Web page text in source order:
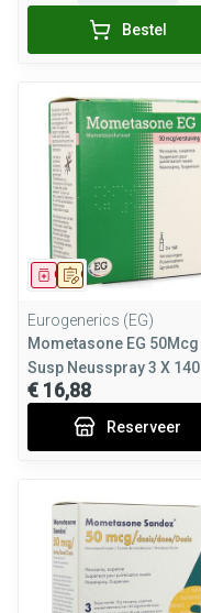
Bestel
Op voorschrift
Geneesmiddel
Eurogenerics (EG)
Mometasone EG 50Mcg
Susp Neusspray 3 X 140
€ 16,88
Reserveer